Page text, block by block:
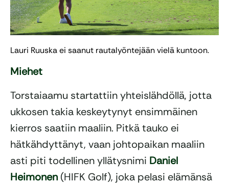
Lauri Ruuska ei saanut rautalyöntejään vielä kuntoon.
Miehet
Torstaiaamu startattiin yhteislähdöllä, jotta
ukkosen takia keskeytynyt ensimmäinen
kierros saatiin maaliin. Pitkä tauko ei
hätkähdyttänyt, vaan johtopaikan maaliin
asti piti todellinen yllätysnimi Daniel
Heimonen(HIFK Golf), joka pelasi elämänsä